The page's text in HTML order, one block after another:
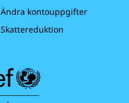
Ändra kontouppgifter
Skattereduktion